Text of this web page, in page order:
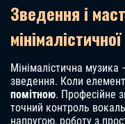
Зведення і
Мінімалістична
зведення. Коли
помітною. Професійне
точний контроль
напругою, роботу з